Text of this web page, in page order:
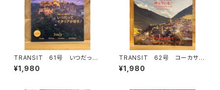
TRANSIT 61号 いつだって
イタリアが好き！
¥1,980
TRANSIT 62号 コーカサス
が呼んでいる！
¥1,980